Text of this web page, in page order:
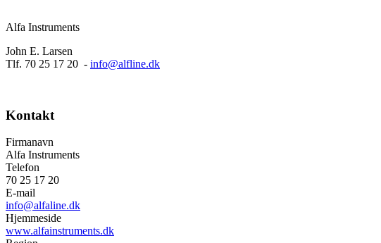
Alfa Instruments
John E. Larsen
Tlf. 70 25 17 20 - info@alfline.dk
Kontakt
Firmanavn
Alfa Instruments
Telefon
70 25 17 20
E-mail
info@alfaline.dk
Hjemmeside
www.alfainstruments.dk